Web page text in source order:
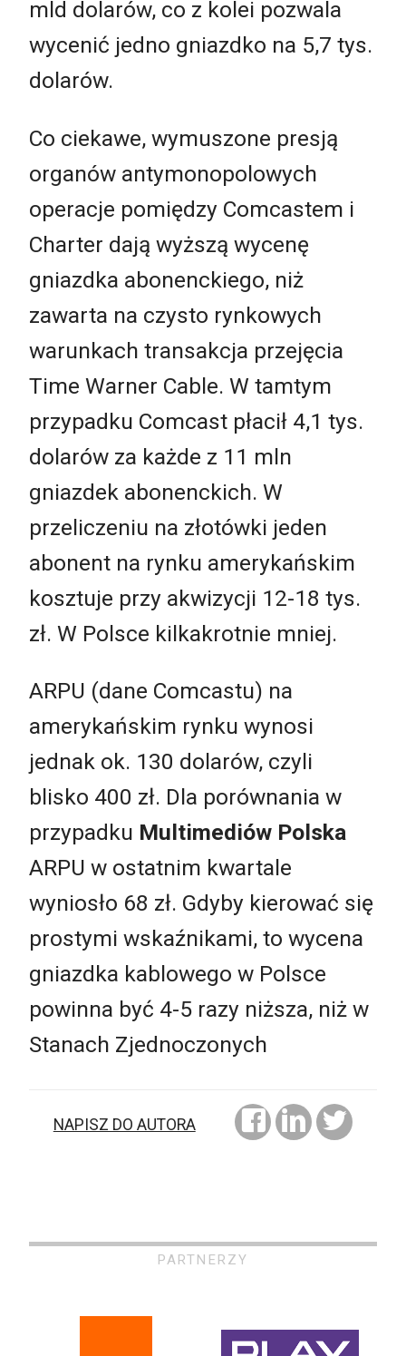
mld dolarów, co z kolei pozwala
wycenić jedno gniazdko na 5,7 tys.
dolarów.
Co ciekawe, wymuszone presją
organów antymonopolowych
operacje pomiędzy Comcastem i
Charter dają wyższą wycenę
gniazdka abonenckiego, niż
zawarta na czysto rynkowych
warunkach transakcja przejęcia
Time Warner Cable. W tamtym
przypadku Comcast płacił 4,1 tys.
dolarów za każde z 11 mln
gniazdek abonenckich. W
przeliczeniu na złotówki jeden
abonent na rynku amerykańskim
kosztuje przy akwizycji 12-18 tys.
zł. W Polsce kilkakrotnie mniej.
ARPU (dane Comcastu) na
amerykańskim rynku wynosi
jednak ok. 130 dolarów, czyli
blisko 400 zł. Dla porównania w
przypadku Multimediów Polska
ARPU w ostatnim kwartale
wyniosło 68 zł. Gdyby kierować się
prostymi wskaźnikami, to wycena
gniazdka kablowego w Polsce
powinna być 4-5 razy niższa, niż w
Stanach Zjednoczonych
NAPISZ DO AUTORA
PARTNERZY